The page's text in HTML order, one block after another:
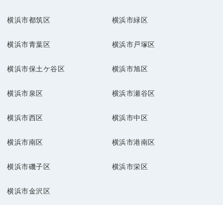
横浜市都筑区 横浜市緑区
横浜市青葉区 横浜市戸塚区
横浜市保土ケ谷区 横浜市旭区
横浜市泉区 横浜市瀬谷区
横浜市西区 横浜市中区
横浜市南区 横浜市港南区
横浜市磯子区 横浜市栄区
横浜市金沢区